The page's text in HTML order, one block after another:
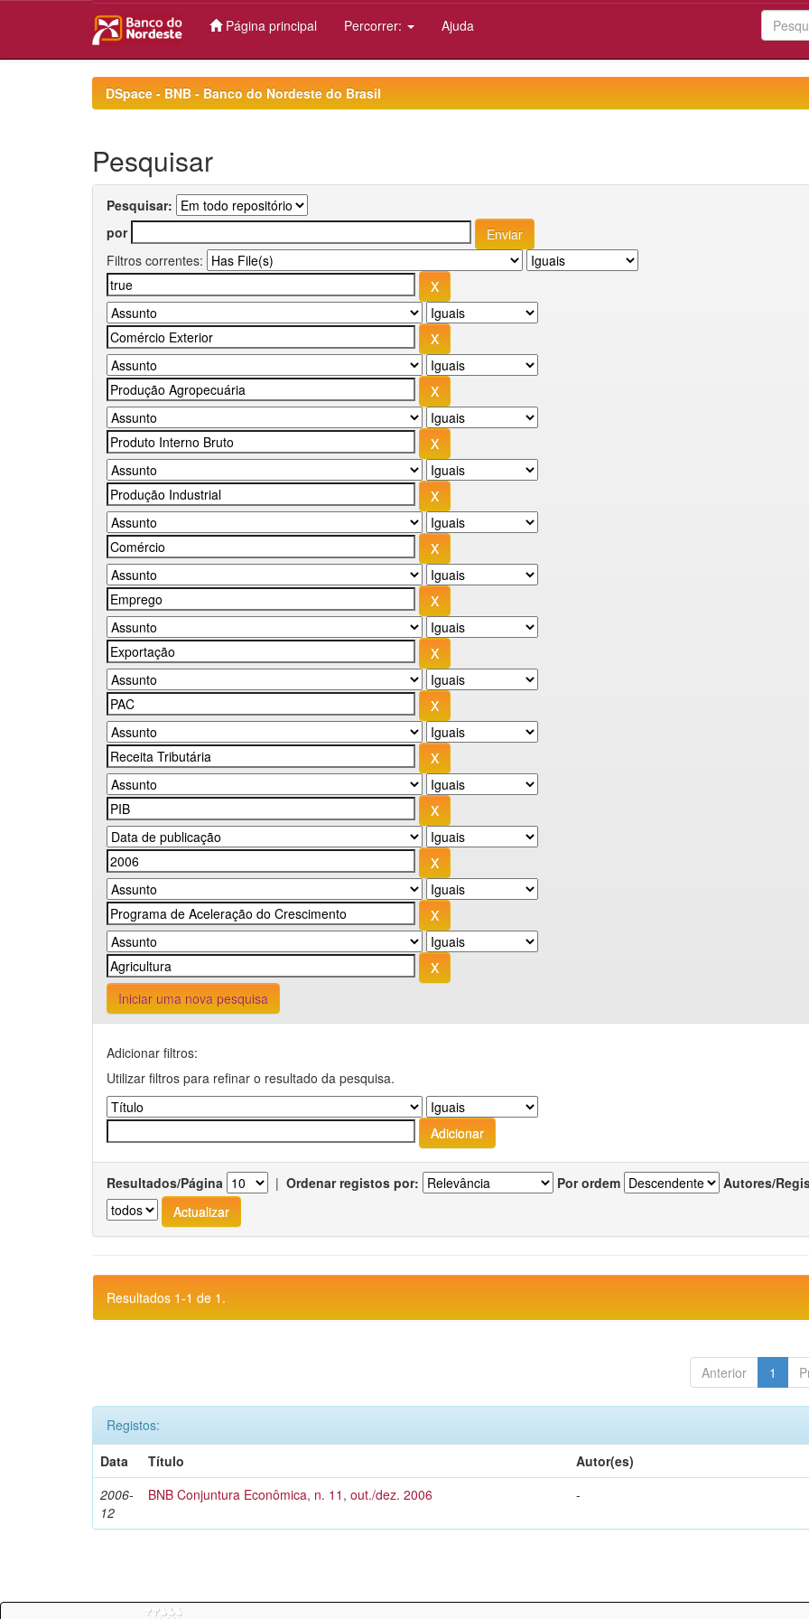
Página principal Percorrer: Ajuda
DSpace - BNB - Banco do Nordeste do Brasil
Pesquisar
Pesquisar:
por
Filtros correntes:
Iniciar uma nova pesquisa
Adicionar filtros:
Utilizar filtros para refinar o resultado da pesquisa.
Resultados/Página | Ordenar registos por: Por ordem Autores/
Resultados 1-1 de 1.
Anterior 1
Registos:
Data
Título
Autor(es)
2006-
12
BNB Conjuntura Econômica, n. 11, out./dez. 2006 -